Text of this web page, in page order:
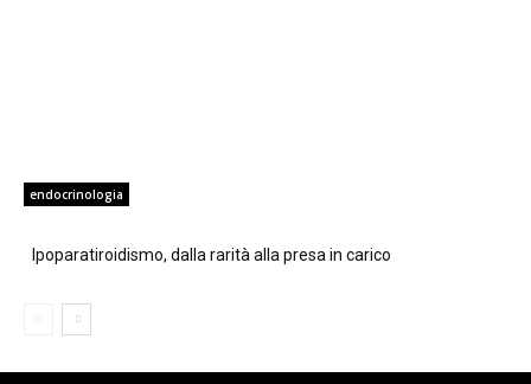
endocrinologia
Ipoparatiroidismo, dalla rarità alla presa in carico